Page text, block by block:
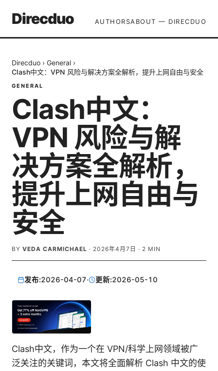
Direcduo AUTHORSABOUT — DIRECDUO
Direcduo › General ›
Clash中文：VPN 风险与解决方案全解析，提升上网自由与安全
GENERAL
Clash中文：
VPN 风险与解
决方案全解析，
提升上网自由与
安全
BY VEDA CARMICHAEL · 2026年4月7日 · 2 MIN
发布:2026-04-07· 更新:2026-05-10
Clash中文，作为一个在 VPN/科学上网领域被广
泛关注的关键词，本文将全面解析 Clash 中文的使